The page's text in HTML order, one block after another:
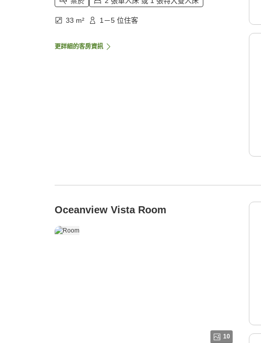
33 m² 1－5 位住客
更詳細的客房資訊
Oceanview Vista Room
10